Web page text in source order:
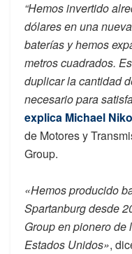
“Hemos invertido
dólares en una
baterías y hemos
metros cuadrados.
duplicar la cantidad
necesario para
explica Michael
de Motores y
Group.
«Hemos producido
Spartanburg desde
Group en pionero
Estados Unidos»,